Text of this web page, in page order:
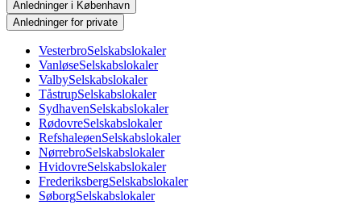
Anledninger i København
Anledninger for private
VesterbroSelskabslokaler
VanløseSelskabslokaler
ValbySelskabslokaler
TåstrupSelskabslokaler
SydhavenSelskabslokaler
RødovreSelskabslokaler
RefshaleøenSelskabslokaler
NørrebroSelskabslokaler
HvidovreSelskabslokaler
FrederiksbergSelskabslokaler
SøborgSelskabslokaler